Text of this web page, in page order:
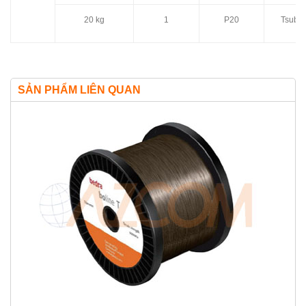
20 kg 1 P20
SẢN PHẨM LIÊN QUAN